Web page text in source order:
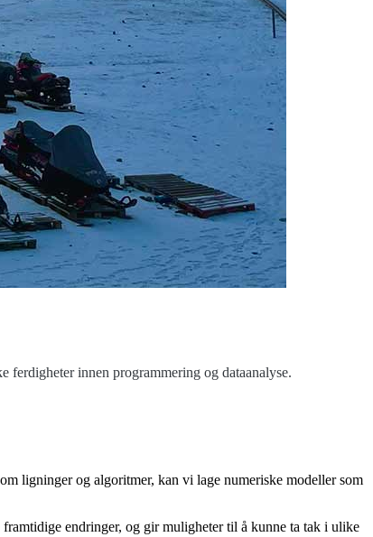
ferdigheter innen programmering og dataanalyse.
ligninger og algoritmer, kan vi lage numeriske modeller som
endringer, og gir muligheter til å kunne ta tak i ulike